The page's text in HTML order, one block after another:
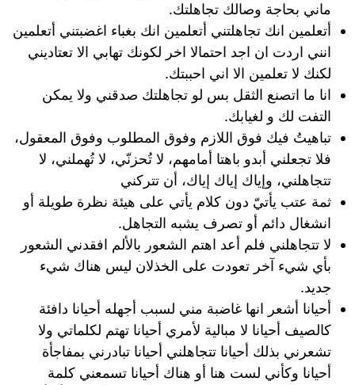
ماني بحاجة وصالك تجاهلتك.
أتعلمين انك تجاهلتني أتعلمين انك بغباء اغضبتني أتعلمين
انني اردت ان اجد احتمالا اخر لكونك تهابي الا تعتاديني
لكنك لا تعلمين الا اني احببتك.
انا ما اتصنع الثقل بس لو تجاهلتك صدقني ولا يمكن
التفت لك و لغيابك.
تباهيتُ فيك فوق اللازم وفوق المطلوب وفوق المعقول،
فلا تجعلني أبدو باهتا أمامهم، لا تُحزنّي، لا تُهملني، لا
تتجاهلني، وإياك إياك إياك، أن تتركني
ثمة عتب يأتيّ دون كلام يأتي على هيئة نظرة طويلة أو
انشغال دائم أو تصرف يشبه التجاهل.
لا تتجاهلني فلم أعد اهتم الشعور بالألم افقدني الشعور
بأي شيء آخر تعودت على الخذلان ليس هناك شيء
جديد.
أحيانا أشعر انها غاضبة مني لسبب أجهله أحيانا دافئة
كالصيف أحيانا لا مبالية لأمري أحيانا تهتم لكلماتي ولا
تشعرني بذلك أحيانا تتجاهلني أحيانا تبادرني بمفاجأة
أحيانا وكأني لست هنا أو هناك أحيانا تسمعني كلمة